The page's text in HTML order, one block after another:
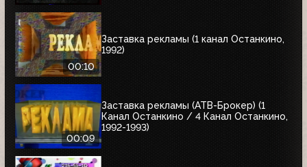
00:10
Заставка рекламы (1 канал Останкино,
1992)
00:09
Заставка рекламы (АТВ-Брокер) (1
Канал Останкино / 4 Канал Останкино,
1992-1993)